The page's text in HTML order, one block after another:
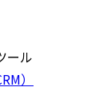
ール
）